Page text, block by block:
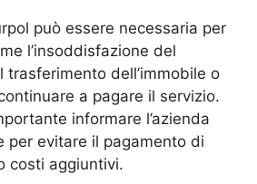
può essere necessaria per
l’insoddisfazione del
dell’immobile o
a pagare il servizio.
informare l’azienda
per evitare il pagamento di
costi aggiuntivi.